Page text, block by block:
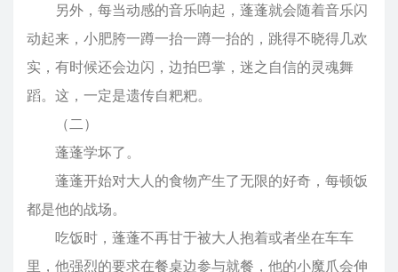
另外，每当动感的音乐响起，蓬蓬就会随着音乐闪
动起来，小肥胯一蹲一抬一蹲一抬的，跳得不晓得几欢
实，有时候还会边闪，边拍巴掌，迷之自信的灵魂舞
蹈。这，一定是遗传自粑粑。
（二）
蓬蓬学坏了。
蓬蓬开始对大人的食物产生了无限的好奇，每顿饭
都是他的战场。
吃饭时，蓬蓬不再甘于被大人抱着或者坐在车车
里，他强烈的要求在餐桌边参与就餐，他的小魔爪会伸